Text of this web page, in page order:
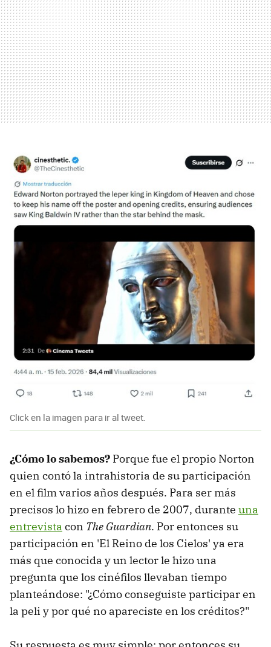
Click en la imagen para ir al tweet.
¿Cómo lo sabemos? Porque fue el propio Norton
quien contó la intrahistoria de su participación
en el film varios años después. Para ser más
precisos lo hizo en febrero de 2007, durante una
entrevista con The Guardian. Por entonces su
participación en 'El Reino de los Cielos' ya era
más que conocida y un lector le hizo una
pregunta que los cinéfilos llevaban tiempo
planteándose: "¿Cómo conseguiste participar en
la peli y por qué no apareciste en los créditos?"